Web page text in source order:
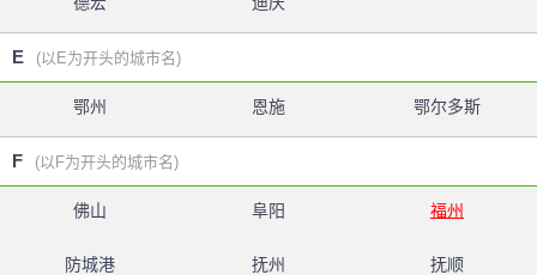
E (以E为开头的城市名)
鄂州 恩施 鄂尔多斯
F (以F为开头的城市名)
佛山 阜阳 福州
防城港 抚州 抚顺